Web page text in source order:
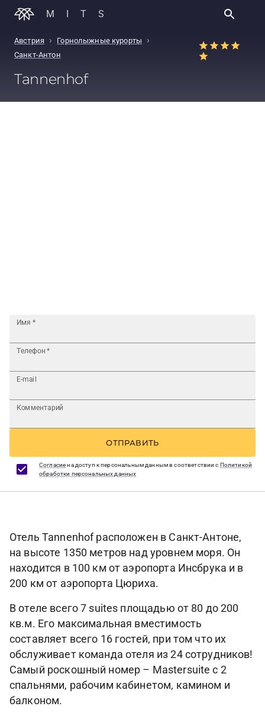
MITS
Австрия › Горнолыжные курорты ›
Санкт-Антон
Tannenhof
Имя *
Телефон *
E-mail
Комментарий
ОТПРАВИТЬ
Согласиена доступ к персональным данным в соответствии с Политикой
обработки персональных данных
Отель Tannenhof расположен в Санкт-Антоне,
на высоте 1350 метров над уровнем моря. Он
находится в 100 км от аэропорта Инсбрука и в
200 км от аэропорта Цюриха.
В отеле всего 7 suites площадью от 80 до 200
кв.м. Его максимальная вместимость
составляет всего 16 гостей, при том что их
обслуживает команда отеля из 24 сотрудников!
Самый роскошный номер – Mastersuite с 2
спальнями, рабочим кабинетом, камином и
балконом.